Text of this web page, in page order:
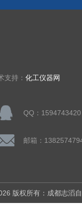
持： 化工仪器网
QQ：1594743420
版权所有：成都志滔